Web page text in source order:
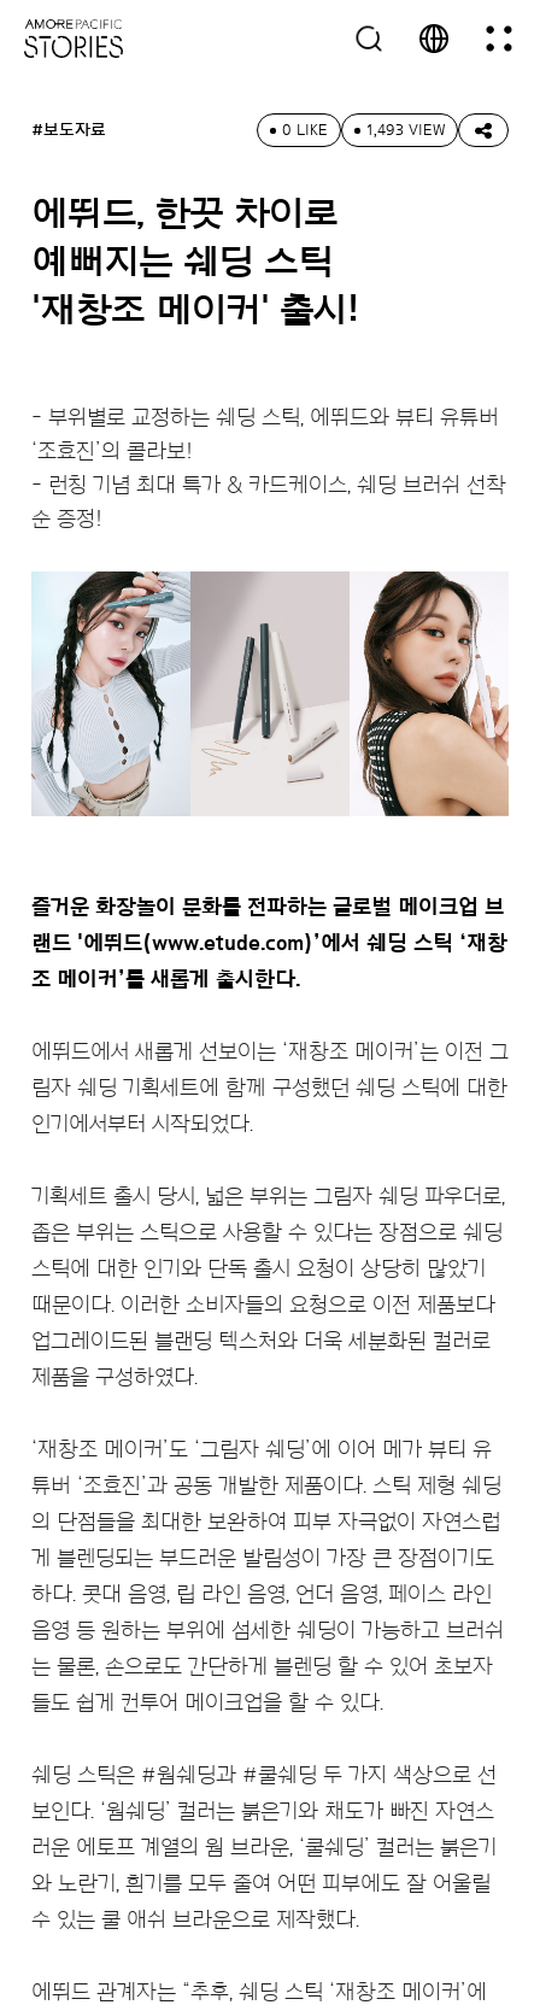
#보도자료 0 LIKE 1,493 VIEW
에뛰드, 한끗 차이로
예뻐지는 쉐딩 스틱
'재창조 메이커' 출시!
부위별로 교정하는 쉐딩 스틱, 에뛰드와 뷰티 유튜버
‘조효진’의 콜라보!
런칭 기념 최대 특가 & 카드케이스, 쉐딩 브러쉬 선착
순 증정!
즐거운 화장놀이 문화를 전파하는 글로벌 메이크업 브
랜드 '에뛰드(www.etude.com)’에서 쉐딩 스틱 ‘재창
조 메이커’를 새롭게 출시한다.
에뛰드에서 새롭게 선보이는 ‘재창조 메이커’는 이전 그
림자 쉐딩 기획세트에 함께 구성했던 쉐딩 스틱에 대한
인기에서부터 시작되었다.
기획세트 출시 당시, 넓은 부위는 그림자 쉐딩 파우더로,
좁은 부위는 스틱으로 사용할 수 있다는 장점으로 쉐딩
스틱에 대한 인기와 단독 출시 요청이 상당히 많았기
때문이다. 이러한 소비자들의 요청으로 이전 제품보다
업그레이드된 블랜딩 텍스처와 더욱 세분화된 컬러로
제품을 구성하였다.
‘재창조 메이커’도 ‘그림자 쉐딩’에 이어 메가 뷰티 유
튜버 ‘조효진’과 공동 개발한 제품이다. 스틱 제형 쉐딩
의 단점들을 최대한 보완하여 피부 자극없이 자연스럽
게 블렌딩되는 부드러운 발림성이 가장 큰 장점이기도
하다. 콧대 음영, 립 라인 음영, 언더 음영, 페이스 라인
음영 등 원하는 부위에 섬세한 쉐딩이 가능하고 브러쉬
는 물론, 손으로도 간단하게 블렌딩 할 수 있어 초보자
들도 쉽게 컨투어 메이크업을 할 수 있다.
쉐딩 스틱은 #웜쉐딩과 #쿨쉐딩 두 가지 색상으로 선
보인다. ‘웜쉐딩’ 컬러는 붉은기와 채도가 빠진 자연스
러운 에토프 계열의 웜 브라운, ‘쿨쉐딩’ 컬러는 붉은기
와 노란기, 흰기를 모두 줄여 어떤 피부에도 잘 어울릴
수 있는 쿨 애쉬 브라운으로 제작했다.
에뛰드 관계자는 “추후, 쉐딩 스틱 ‘재창조 메이커’에